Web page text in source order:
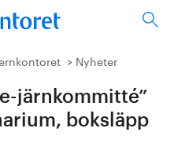
Nyheter
järnkommitté”
boksläpp